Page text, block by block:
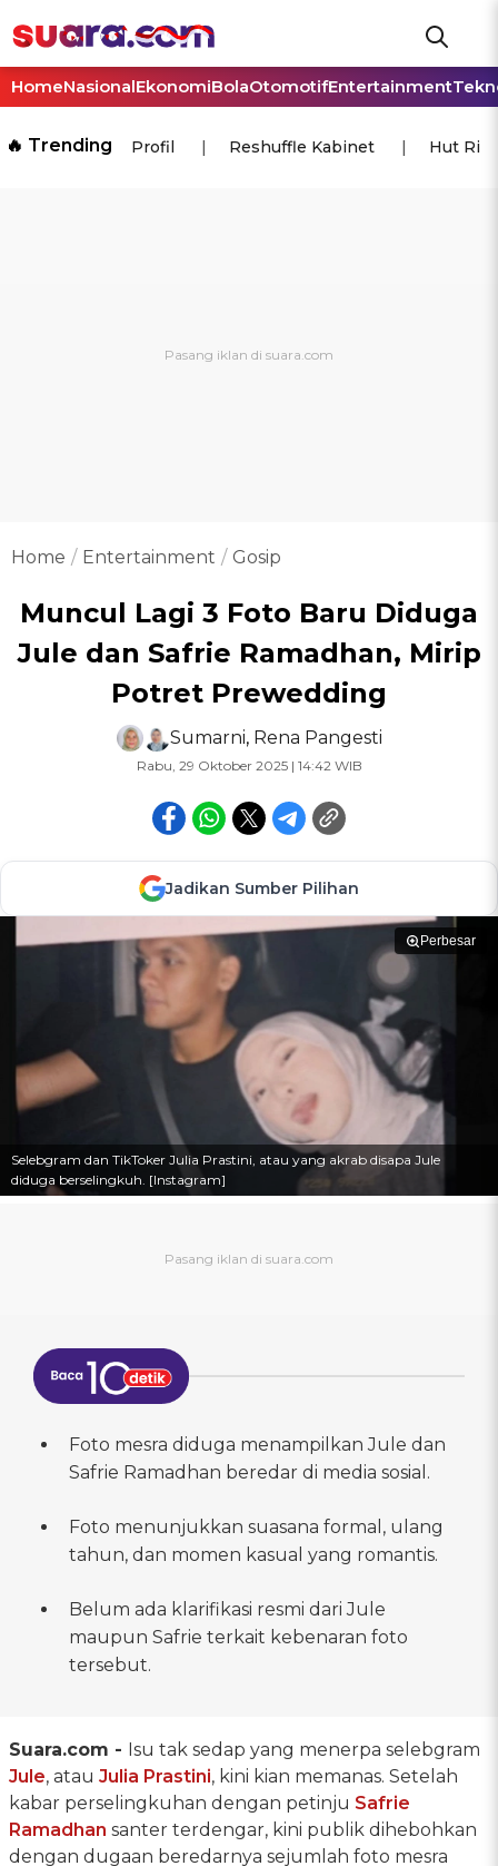
HomeNasionalEkonomiBolaOtomotifEntertainment
🔥 Trending Profil Reshuffle Kabinet Hut Ri
Home Entertainment Gosip
Muncul Lagi 3 Foto Baru Diduga
Jule dan Safrie Ramadhan, Mirip
Potret Prewedding
Sumarni, Rena Pangesti
Rabu, 29 Oktober 2025 | 14:42 WIB
Jadikan Sumber Pilihan
Perbesar
Selebgram dan TikToker Julia Prastini, atau yang akrab disapa Jule
diduga berselingkuh. [Instagram]
Foto mesra diduga menampilkan Jule dan
Safrie Ramadhan beredar di media sosial.
Foto menunjukkan suasana formal, ulang
tahun, dan momen kasual yang romantis.
Belum ada klarifikasi resmi dari Jule
maupun Safrie terkait kebenaran foto
tersebut.
Suara.com - Isu tak sedap yang menerpa selebgram
Jule, atau Julia Prastini, kini kian memanas. Setelah
kabar perselingkuhan dengan petinju Safrie
Ramadhan santer terdengar, kini publik dihebohkan
dengan dugaan beredarnya sejumlah foto mesra